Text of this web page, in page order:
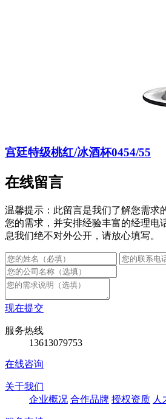
宫廷特级桃红/冰酒杯0454/55
在线留言
温馨提示：此留言是我们了解您需求
您的需求，并安排经验丰富的经理电
息我们绝不对外公开，请放心填写。
现在提交
服务热线
13613079753
在线咨询
关于我们
企业概况 合作品牌 授权资质 人